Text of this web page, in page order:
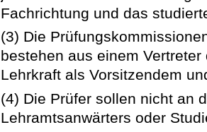
Fachrichtung und das
(3) Die
bestehen aus einem
Lehrkraft als Vorsitzendem
(4) Die Prüfer sollen nicht an
Lehramtsanwärters oder